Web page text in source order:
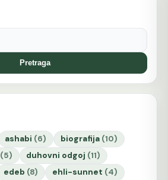
ashabi (6) biografija (10)
(5) duhovni odgoj (11)
edeb (8) ehli-sunnet (4)